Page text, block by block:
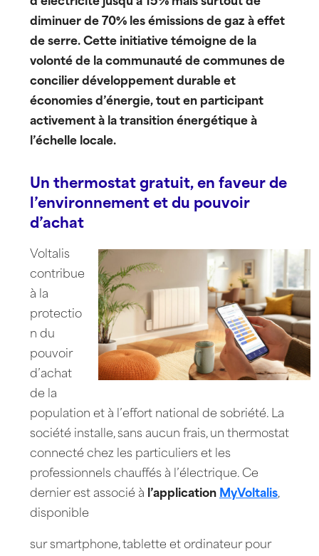
diminuer de 70% les émissions de gaz à effet
de serre. Cette initiative témoigne de la
volonté de la communauté de communes de
concilier développement durable et
économies d’énergie, tout en participant
activement à la transition énergétique à
l’échelle locale.
Un thermostat gratuit, en faveur de
l’environnement et du pouvoir
d’achat
Voltalis
contribue
à la
protectio
n du
pouvoir
d’achat
de la
population et à l’effort national de sobriété. La
société installe, sans aucun frais, un thermostat
connecté chez les particuliers et les
professionnels chauffés à l’électrique. Ce
dernier est associé à l’application MyVoltalis,
disponible
sur smartphone, tablette et ordinateur pour